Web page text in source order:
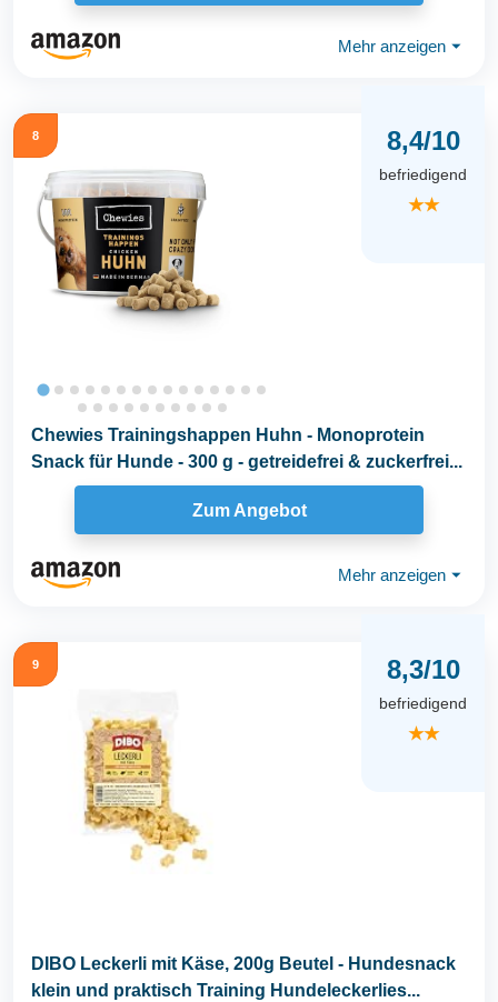
Mehr anzeigen ⏷
8 8,4/10
befriedigend
★★
Chewies Trainingshappen Huhn - Monoprotein
Snack für Hunde - 300 g - getreidefrei & zuckerfrei...
Zum Angebot
Mehr anzeigen ⏷
9 8,3/10
befriedigend
★★
DIBO Leckerli mit Käse, 200g Beutel - Hundesnack
klein und praktisch Training Hundeleckerlies...